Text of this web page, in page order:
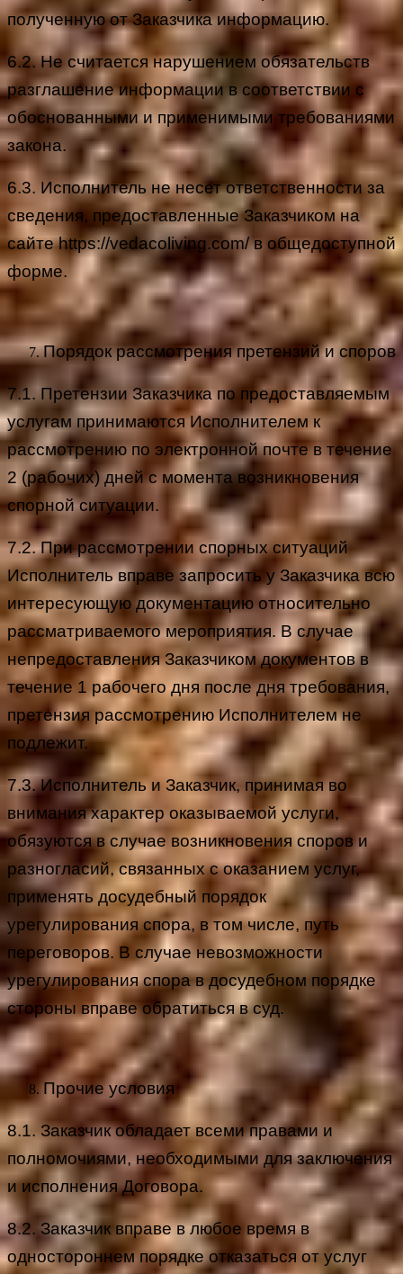
полученную от Заказчика информацию.
6.2. Не считается нарушением обязательств
разглашение информации в соответствии с
обоснованными и применимыми требованиями
закона.
6.3. Исполнитель не несет ответственности за
сведения, предоставленные Заказчиком на
сайте https://vedacoliving.com/ в общедоступной
форме.
Порядок рассмотрения претензий и споров
7.1. Претензии Заказчика по предоставляемым
услугам принимаются Исполнителем к
рассмотрению по электронной почте в течение
2 (рабочих) дней с момента возникновения
спорной ситуации.
7.2. При рассмотрении спорных ситуаций
Исполнитель вправе запросить у Заказчика всю
интересующую документацию относительно
рассматриваемого мероприятия. В случае
непредоставления Заказчиком документов в
течение 1 рабочего дня после дня требования,
претензия рассмотрению Исполнителем не
подлежит.
7.3. Исполнитель и Заказчик, принимая во
внимания характер оказываемой услуги,
обязуются в случае возникновения споров и
разногласий, связанных с оказанием услуг,
применять досудебный порядок
урегулирования спора, в том числе, путь
переговоров. В случае невозможности
урегулирования спора в досудебном порядке
стороны вправе обратиться в суд.
Прочие условия
8.1. Заказчик обладает всеми правами и
полномочиями, необходимыми для заключения
и исполнения Договора.
8.2. Заказчик вправе в любое время в
одностороннем порядке отказаться от услуг